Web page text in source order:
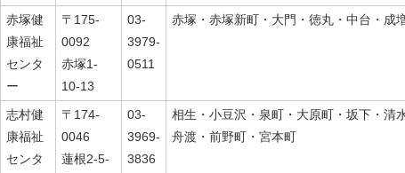
赤塚健
康福祉
センタ
ー
〒175-
0092
赤塚1-
10-13
03-
3979-
0511
赤塚・赤塚新町・大門・徳丸・中台・成
志村健
康福祉
センタ
〒174-
0046
蓮根2-5-
03-
3969-
3836
相生・小豆沢・泉町・大原町・坂下・清
舟渡・前野町・宮本町